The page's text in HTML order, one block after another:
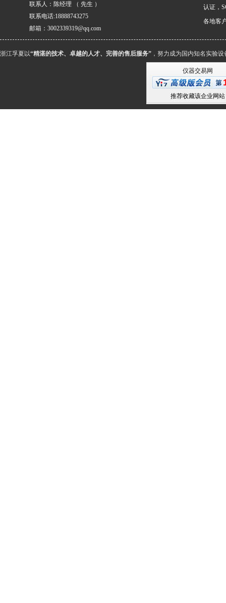
联系人：陈经理 （ 先生 ）
联系电话:18888743275
邮箱：3002339319@qq.com
认证，
各地客
浙江孚夏以“精湛的技术、卓越的人才、完善的售后服务” ，努力成为国内知名实验
仪器交易网
推荐收藏该企业网站